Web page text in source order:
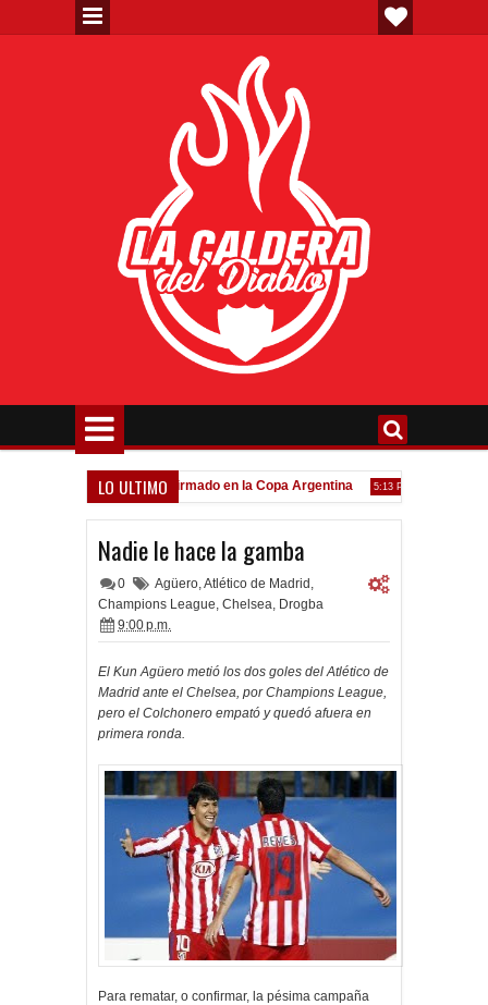
LO ULTIMO
Todo confirmado en la Copa Argentina 5:13 PM Goleada
Nadie le hace la gamba
0 Agüero,Atlético de Madrid ,
Champions League, Chelsea, Drogba
9:00 p.m.
El Kun Agüero metió los dos goles del Atlético de
Madrid ante el Chelsea, por Champions League,
pero el Colchonero empató y quedó afuera en
primera ronda.
Para rematar, o confirmar, la pésima campaña